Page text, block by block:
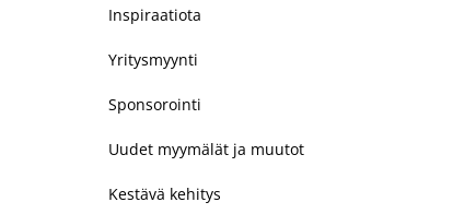
Inspiraatiota
Yritysmyynti
Sponsorointi
Uudet myymälät ja muutot
Kestävä kehitys